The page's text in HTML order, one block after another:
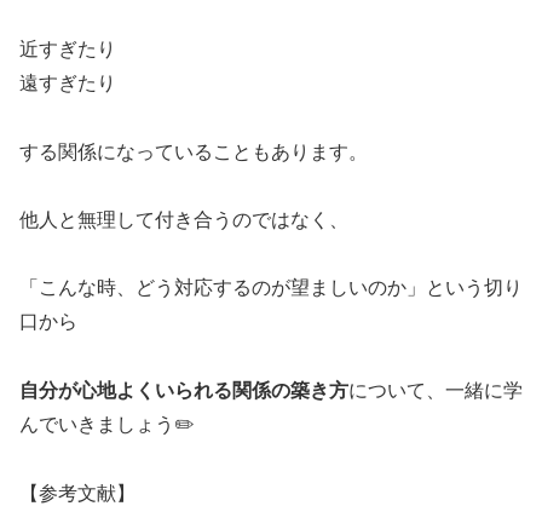
近すぎたり
遠すぎたり
する関係になっていることもあります。
他人と無理して付き合うのではなく、
「こんな時、どう対応するのが望ましいのか」という切り
口から
自分が心地よくいられる関係の築き方について、一緒に学
んでいきましょう✏️
【参考文献】